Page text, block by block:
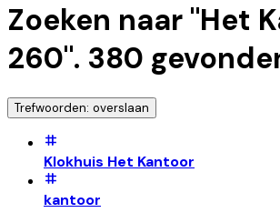
Zoeken naar "Het
260". 380
Trefwoorden: overslaan
Klokhuis Het Kantoor
kantoor